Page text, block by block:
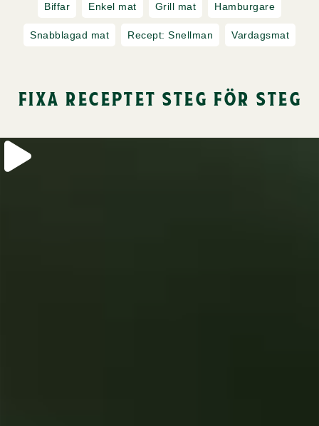
Biffar Enkel mat Grill mat Hamburgare
Snabblagad mat Recept: Snellman Vardagsmat
fixa receptet steg för steg